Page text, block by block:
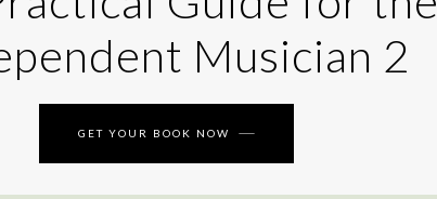
Musician 2
GET YOUR BOOK NOW